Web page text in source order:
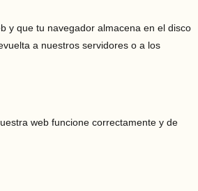
y que tu navegador almacena en el disco
a nuestros servidores o a los
web funcione correctamente y de